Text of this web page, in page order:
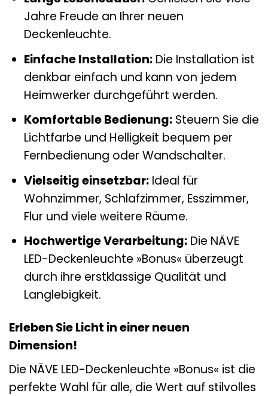
Jahre Freude an Ihrer neuen
Deckenleuchte.
Einfache Installation:Die Installation ist
denkbar einfach und kann von jedem
Heimwerker durchgeführt werden.
Komfortable Bedienung:Steuern Sie die
Lichtfarbe und Helligkeit bequem per
Fernbedienung oder Wandschalter.
Vielseitig einsetzbar:Ideal für
Wohnzimmer, Schlafzimmer, Esszimmer,
Flur und viele weitere Räume.
Hochwertige Verarbeitung:Die NÄVE
LED-Deckenleuchte »Bonus« überzeugt
durch ihre erstklassige Qualität und
Langlebigkeit.
Erleben Sie Licht in einer neuen
Dimension!
Die NÄVE LED-Deckenleuchte »Bonus« ist die
perfekte Wahl für alle, die Wert auf stilvolles